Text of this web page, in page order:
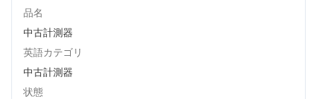
品名
中古計測器
英語カテゴリ
中古計測器
状態